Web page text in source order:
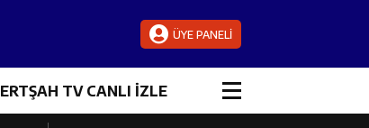
ÜYE PANELİ
ERTŞAH TV CANLI İZLE